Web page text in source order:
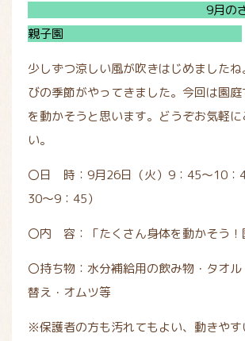
9月のざおうの
親子園
少しずつ涼しい風が吹きはじめました
びの季節がやってきました。今回は園
を動かそうと思います。どうぞお気軽
い。
〇日 時：9月26日（火）9：45～10：
30～9：45）
〇内 容：「たくさん身体を動かそう
〇持ち物：水分補給用の飲み物・タオ
替え・オムツ等
※保護者の方も汚れてもよい、動きやす